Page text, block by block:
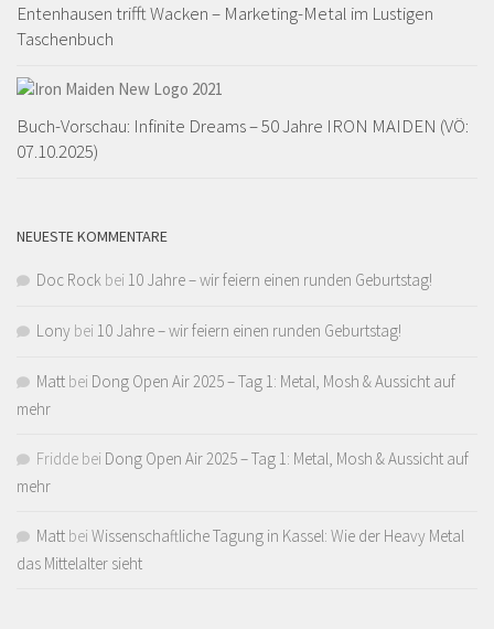
Entenhausen trifft Wacken – Marketing-Metal im Lustigen
Taschenbuch
Buch-Vorschau: Infinite Dreams – 50 Jahre IRON MAIDEN (VÖ:
07.10.2025)
NEUESTE KOMMENTARE
Doc Rock bei 10 Jahre – wir feiern einen runden Geburtstag!
Lony bei 10 Jahre – wir feiern einen runden Geburtstag!
Matt bei Dong Open Air 2025 – Tag 1: Metal, Mosh & Aussicht auf
mehr
Fridde bei Dong Open Air 2025 – Tag 1: Metal, Mosh & Aussicht auf
mehr
Matt bei Wissenschaftliche Tagung in Kassel: Wie der Heavy Metal
das Mittelalter sieht